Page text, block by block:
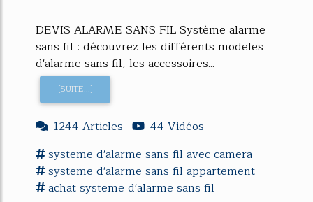
DEVIS ALARME SANS FIL Système alarme
sans fil : découvrez les différents modeles
d'alarme sans fil, les accessoires...
[SUITE...]
1244 Articles
44 Vidéos
systeme d'alarme sans fil aveccamera
systeme d'alarme sans fil appartement
achatsysteme d'alarme sans fil